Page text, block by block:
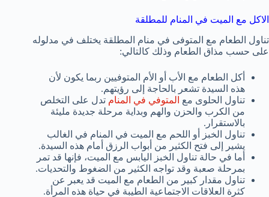
الاكل مع الميت في المنام للمطلقة
تناول الطعام مع المتوفى في منام المطلقة يختلف في مدلوله
على حسب مذاق الطعام وذلك كالتالي:
أكل الطعام مع الأب أو الأم المتوفيين ربما يكون لأن
هذه السيدة تشعر بالحاجة إلى رؤيتهم.
تناول الحلوى مع المتوفي في المنام تدل على التخلص
من الكرب والحزن والهم وبداية مرحلة جديدة مليئة
بالاستقرار.
تناول الخبز أو اللحم مع الميت في المنام في الغالب
يشير إلى فتح الكثير من أبواب الرزق أمام هذه السيدة.
أما في حالة تناول الخبز اليابس مع الميت، فإنها قد تمر
بمرحلة صعبة وقد تواجه الكثير من الضغوط والتحديات.
تناول مقدار كبير من الطعام مع الميت قد يعبر عن
كثرة العلاقات الاجتماعية الطيبة في حياة هذه المرأة.